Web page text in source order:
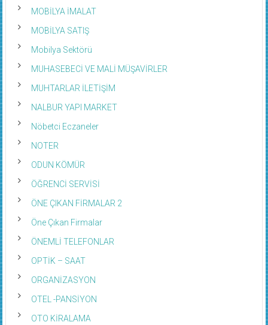
MOBİLYA İMALAT
MOBİLYA SATIŞ
Mobilya Sektörü
MUHASEBECİ VE MALİ MÜŞAVİRLER
MUHTARLAR İLETİŞİM
NALBUR YAPI MARKET
Nöbetci Eczaneler
NOTER
ODUN KÖMÜR
ÖĞRENCİ SERVİSİ
ÖNE ÇIKAN FİRMALAR 2
Öne Çıkan Firmalar
ÖNEMLİ TELEFONLAR
OPTİK – SAAT
ORGANİZASYON
OTEL -PANSİYON
OTO KİRALAMA